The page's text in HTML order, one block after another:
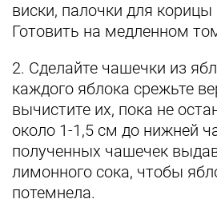
виски, палочки для
Готовить на медленном
2. Сделайте чашечки из
каждого яблока срежьте
вычистите их, пока не
около 1-1,5 см до нижней
полученных чашечек
лимонного сока, чтобы
потемнела.